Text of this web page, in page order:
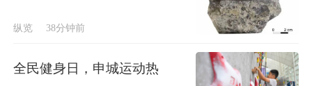
纵览 38分钟前
全民健身日，申城运动热